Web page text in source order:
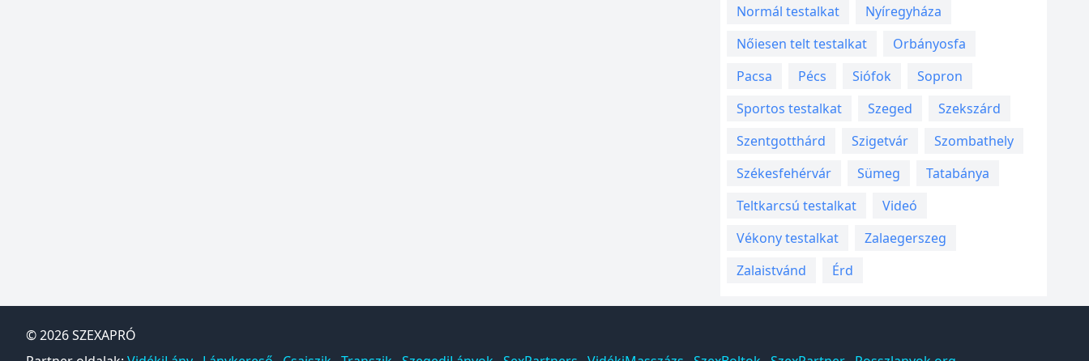
Normál testalkat
Nyíregyháza
Nőiesen telt testalkat
Orbányosfa
Pacsa
Pécs Siófok
Sopron
Sportos testalkat
Szeged
Szekszárd
Szentgotthárd
Szigetvár
Szombathely
Székesfehérvár
Sümeg
Tatabánya
Teltkarcsú testalkat
Videó
Vékony testalkat
Zalaegerszeg
Zalaistvánd
Érd
© 2026SZEXAPRÓ